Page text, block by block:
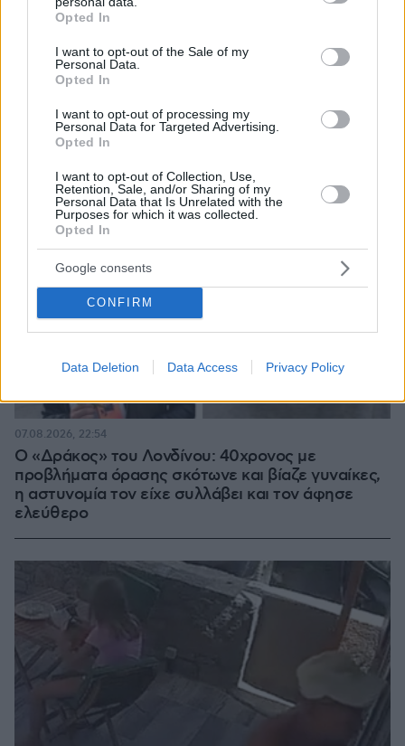
grant or deny consent to Google and its third-party tags to
use your data for below specified purposes in below Google
consent section.
Opted In
I want to opt-out of the Sale of my
Personal Data.
Opted In
I want to opt-out of processing my
Personal Data for Targeted Advertising.
Opted In
I want to opt-out of Collection, Use,
Retention, Sale, and/or Sharing of my
Personal Data that Is Unrelated with the
Purposes for which it was collected.
Opted In
Google consents
CONFIRM
Data Deletion Data Access Privacy Policy
ΤΑ ΠΙΟ ΔΗΜΟΦΙΛΗ
Ο «Δράκος» του Λονδίνου: 40χρονος με
προβλήματα όρασης σκότωνε και βίαζε γυναίκες,
η αστυνομία τον είχε συλλάβει και τον άφησε
ελεύθερο
07.08.2026, 22:54